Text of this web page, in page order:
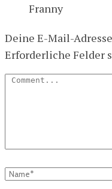
Franny
Deine E-Mail-
Erforderliche Felder